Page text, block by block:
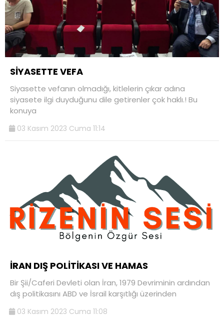
SİYASETTE VEFA
Siyasette vefanın olmadığı, kitlelerin çıkar adına
siyasete ilgi duyduğunu dile getirenler çok haklı.! Bu
konuya
03 Kasım 2023 Cuma 11:14
İRAN DIŞ POLİTİKASI VE HAMAS
Bir Şii/Caferi Devleti olan İran, 1979 Devriminin ardından
dış politikasını ABD ve İsrail karşıtlığı üzerinden
03 Kasım 2023 Cuma 11:08